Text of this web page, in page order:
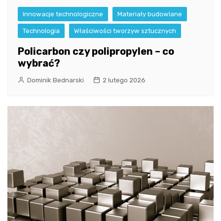
Innowacje technologiczne Materiały budowlane
Technologia Właściwości tworzyw sztucznych
Policarbon czy polipropylen – co
wybrać?
Dominik Bednarski 2 lutego 2026